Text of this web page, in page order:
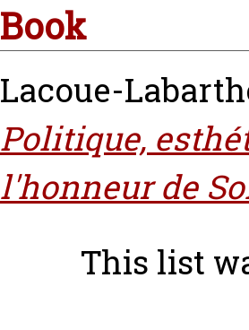
Book
Lacoue-
Politique,
l'honneur de
This list